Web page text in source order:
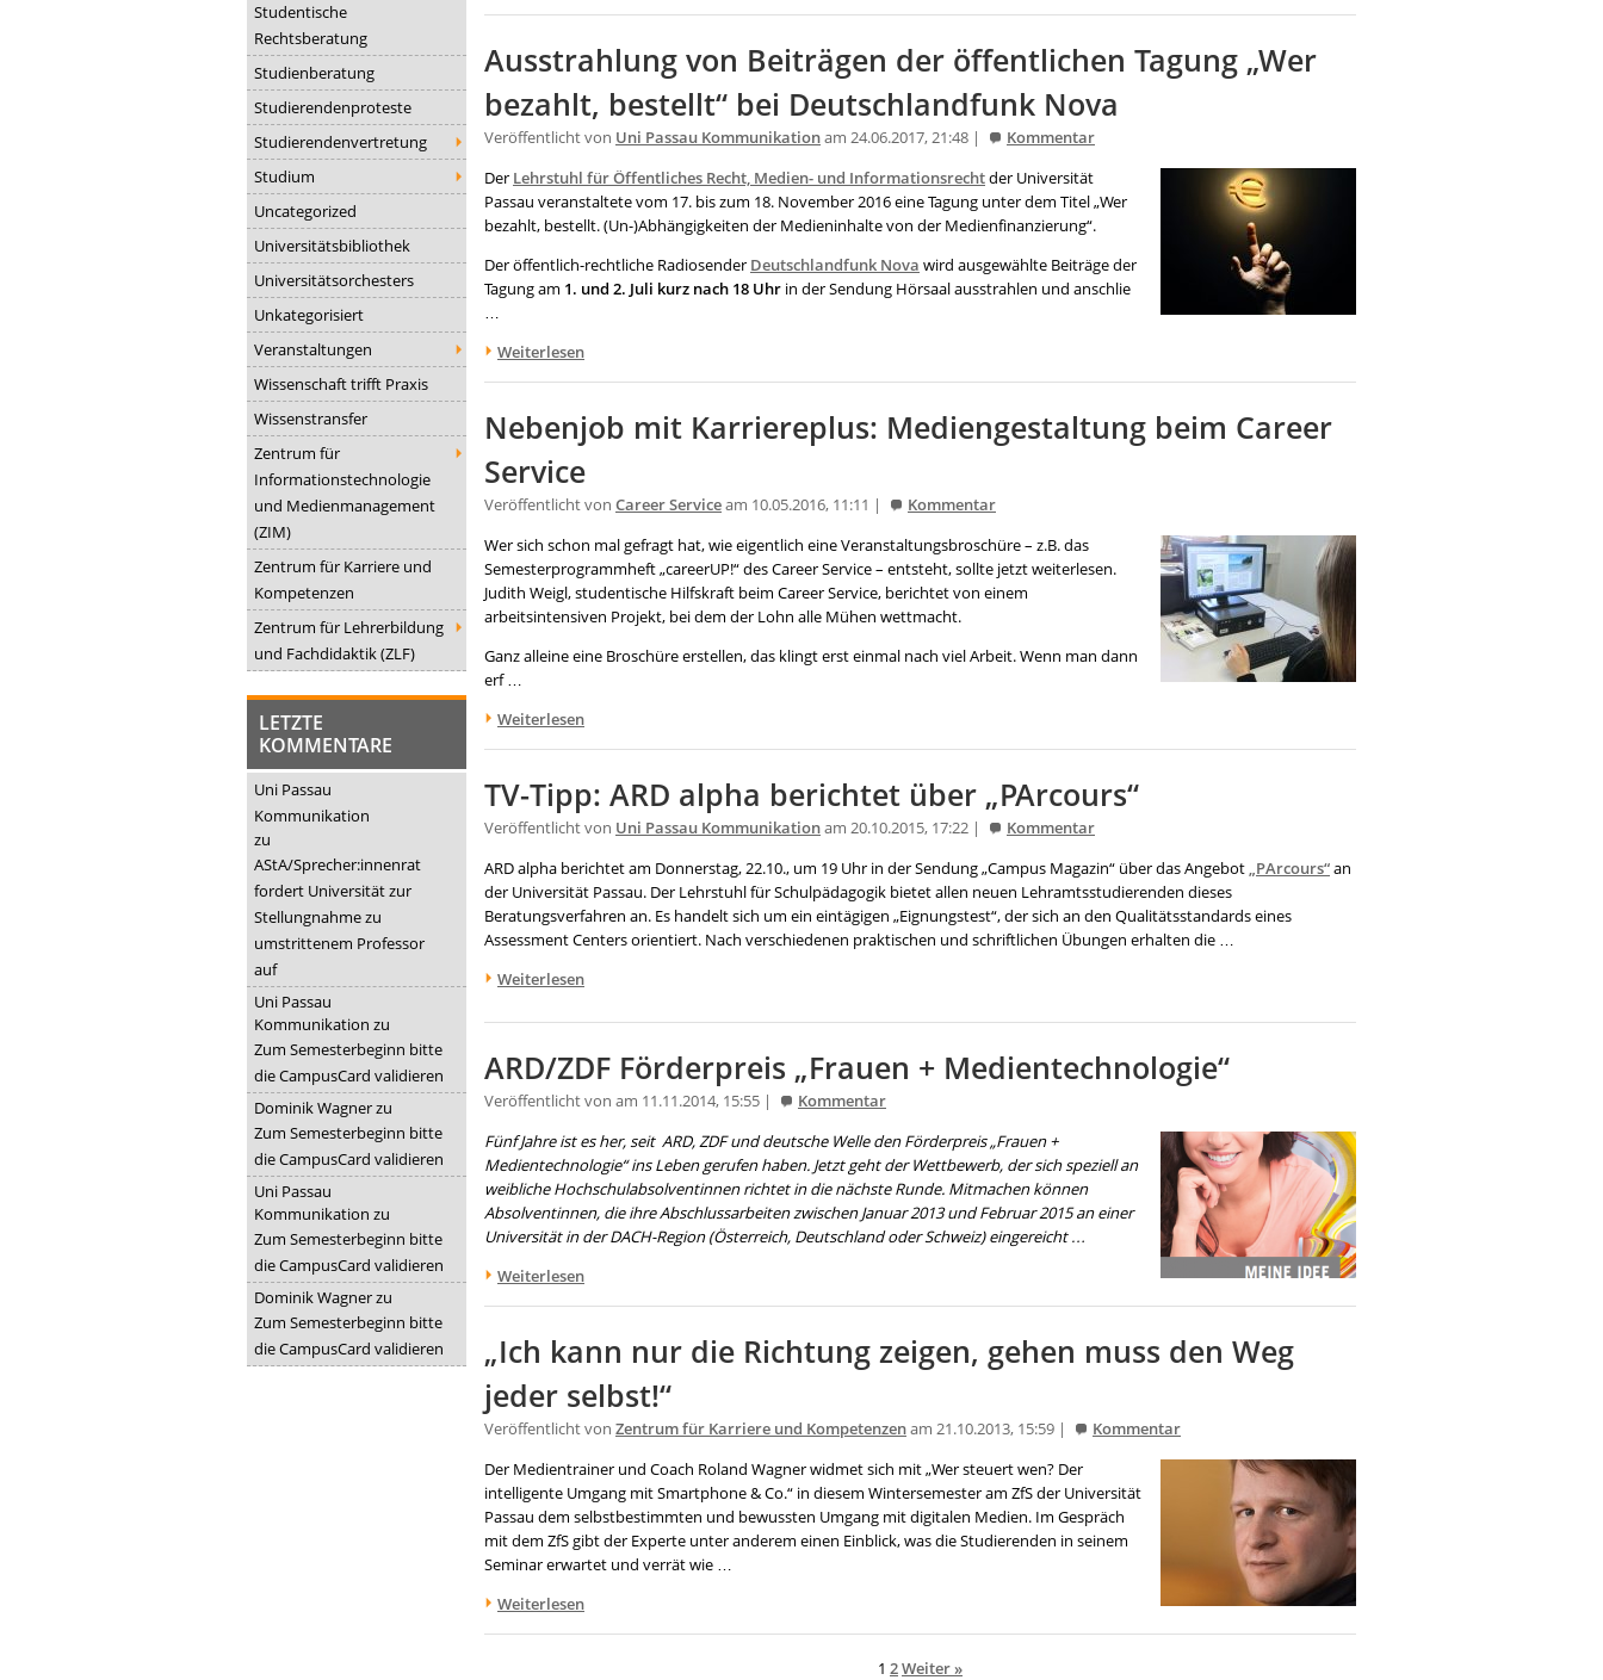
Studentische
Rechtsberatung
Studienberatung
Studierendenproteste
Studierendenvertretung
Studium
Uncategorized
Universitätsbibliothek
Universitätsorchesters
Unkategorisiert
Veranstaltungen
Wissenschaft trifft Praxis
Wissenstransfer
Zentrum für
Informationstechnologie
und Medienmanagement
(ZIM)
Zentrum für Karriere und
Kompetenzen
Zentrum für Lehrerbildung
und Fachdidaktik (ZLF)
LETZTE
KOMMENTARE
Uni Passau
Kommunikation
zu
AStA/Sprecher:innenrat
fordert Universität zur
Stellungnahme zu
umstrittenem Professor
auf
Uni Passau
Kommunikation zu
Zum Semesterbeginn bitte
die CampusCard validieren
Dominik Wagnerzu
Zum Semesterbeginn bitte
die CampusCard validieren
Uni Passau
Kommunikation zu
Zum Semesterbeginn bitte
die CampusCard validieren
Dominik Wagnerzu
Zum Semesterbeginn bitte
die CampusCard validieren
Ausstrahlung von Beiträgen der öffentlichen Tagung „Wer
bezahlt, bestellt“ bei Deutschlandfunk Nova
Veröffentlicht von Uni Passau Kommunikationam 24.06.2017, 21:48 | Kommentar
Der Lehrstuhl für Öffentliches Recht, Medien- und Informationsrechtder Universität
Passau veranstaltete vom 17. bis zum 18. November 2016 eine Tagung unter dem Titel „Wer
bezahlt, bestellt. (Un-)Abhängigkeiten der Medieninhalte von der Medienfinanzierung“.
Der öffentlich-rechtliche Radiosender Deutschlandfunk Nova wird ausgewählte Beiträge der
Tagung am 1. und 2. Juli kurz nach 18 Uhr in der Sendung Hörsaal ausstrahlen und anschlie
…
Weiterlesen
Nebenjob mit Karriereplus: Mediengestaltung beim Career
Service
Veröffentlicht von Career Serviceam 10.05.2016, 11:11 | Kommentar
Wer sich schon mal gefragt hat, wie eigentlich eine Veranstaltungsbroschüre – z.B. das
Semesterprogrammheft „careerUP!“ des Career Service – entsteht, sollte jetzt weiterlesen.
Judith Weigl, studentische Hilfskraft beim Career Service, berichtet von einem
arbeitsintensiven Projekt, bei dem der Lohn alle Mühen wettmacht.
Ganz alleine eine Broschüre erstellen, das klingt erst einmal nach viel Arbeit. Wenn man dann
erf …
Weiterlesen
TV-Tipp: ARD alpha berichtet über „PArcours“
Veröffentlicht von Uni Passau Kommunikationam 20.10.2015, 17:22 | Kommentar
ARD alpha berichtet am Donnerstag, 22.10., um 19 Uhr in der Sendung „Campus Magazin“ über das Angebot„PArcours“an
der Universität Passau. Der Lehrstuhl für Schulpädagogik bietet allen neuen Lehramtsstudierenden dieses
Beratungsverfahren an. Es handelt sich um ein eintägigen „Eignungstest“, der sich an den Qualitätsstandards eines
Assessment Centers orientiert. Nach verschiedenen praktischen und schriftlichen Übungen erhalten die …
Weiterlesen
ARD/ZDF Förderpreis „Frauen + Medientechnologie“
Veröffentlicht von am 11.11.2014, 15:55 | Kommentar
Fünf Jahre ist es her, seit ARD, ZDF und deutsche Welle den Förderpreis „Frauen +
Medientechnologie“ ins Leben gerufen haben. Jetzt geht der Wettbewerb, der sich speziell an
weibliche Hochschulabsolventinnen richtet in die nächste Runde. Mitmachen können
Absolventinnen, die ihre Abschlussarbeiten zwischen Januar 2013 und Februar 2015 an einer
Universität in der DACH-Region (Österreich, Deutschland oder Schweiz) eingereicht …
Weiterlesen
„Ich kann nur die Richtung zeigen, gehen muss den Weg
jeder selbst!“
Veröffentlicht von Zentrum für Karriere und Kompetenzenam 21.10.2013, 15:59 | Kommentar
Der Medientrainer und Coach Roland Wagner widmet sich mit „Wer steuert wen? Der
intelligente Umgang mit Smartphone & Co.“ in diesem Wintersemester am ZfS der Universität
Passau dem selbstbestimmten und bewussten Umgang mit digitalen Medien. Im Gespräch
mit dem ZfS gibt der Experte unter anderem einen Einblick, was die Studierenden in seinem
Seminar erwartet und verrät wie …
Weiterlesen
1 2Weiter »